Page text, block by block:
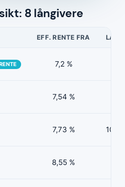
8 långivere
EFF. RENTE FRA
7,2 %
7,54 %
7,73 % 100
8,55 %